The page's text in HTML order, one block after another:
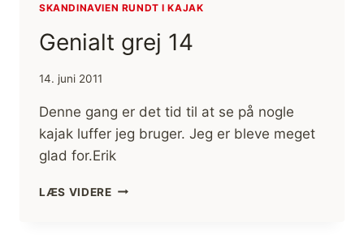
SKANDINAVIEN RUNDT I KAJAK
Genialt grej 14
14. juni 2011
Denne gang er det tid til at se på nogle
kajak luffer jeg bruger. Jeg er bleve meget
glad for.Erik
LÆS VIDEREGENIALT